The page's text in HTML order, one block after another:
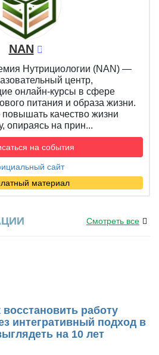
NAN
Нутрициологии (NAN) —
центр,
онлайн-курсы в сфере
питания и образа жизни.
качество жизни
опираясь на прин...
на события
сайт
материал
Смотреть все
работу
интегративный подход в
на 10 лет